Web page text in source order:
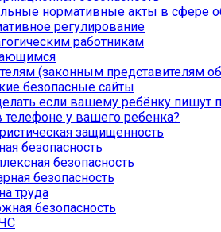
нормативные акты в сфере
регулирование
работникам
(законным представителям
безопасные сайты
если вашему ребёнку пишут
телефоне у вашего ребенка?
защищенность
безопасность
безопасность
безопасность
труда
безопасность